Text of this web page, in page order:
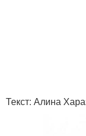
Текст: Алина